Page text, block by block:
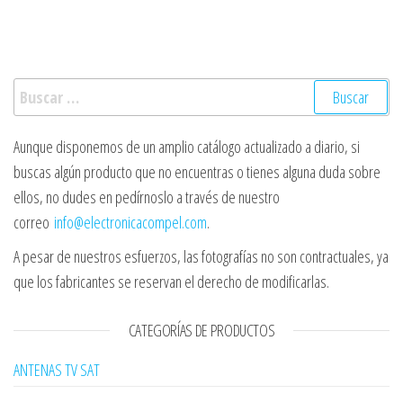
Buscar:
Aunque disponemos de un amplio catálogo actualizado a diario, si
buscas algún producto que no encuentras o tienes alguna duda sobre
ellos, no dudes en pedírnoslo a través de nuestro
correo info@electronicacompel.com.
A pesar de nuestros esfuerzos, las fotografías no son contractuales, ya
que los fabricantes se reservan el derecho de modificarlas.
CATEGORÍAS DE PRODUCTOS
ANTENAS TV SAT